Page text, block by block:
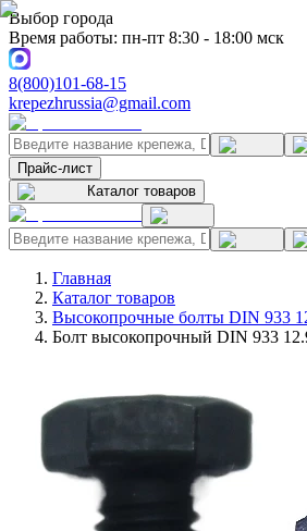
Выбор города
Время работы: пн-пт 8:30 - 18:00 мск
8(800)101-68-15
krepezhrussia@gmail.com
Прайс-лист
Каталог товаров
Главная
Каталог товаров
Высокопрочные болты DIN 933
Болт высокопрочный DIN 933